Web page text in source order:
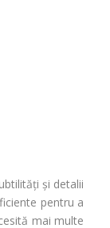
și detalii
pentru a
mai multe